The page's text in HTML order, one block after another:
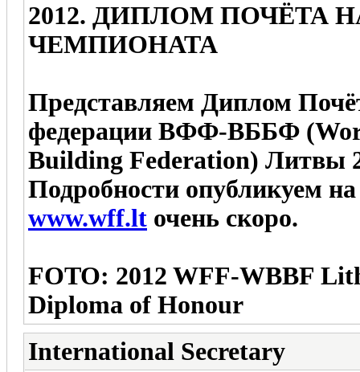
2012. ДИПЛОМ ПОЧЁТА
ЧЕМПИОНАТА
Представляем Диплом
федерации ВФФ-ВББФ
Building Federation) Литвы
Подробности опубликуем
www.wff.lt очень скоро.
FOTO: 2012 WFF-WBBF
Diploma of Honour
International Secretary